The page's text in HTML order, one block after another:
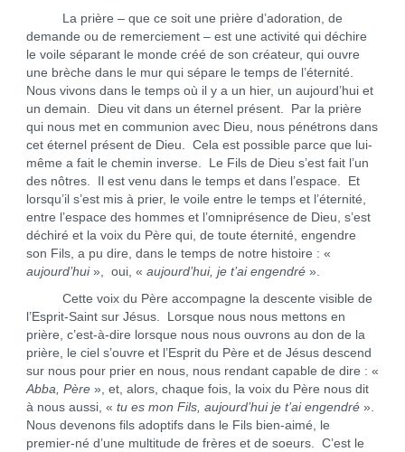
La prière – que ce soit une prière d’adoration, de
demande ou de remerciement – est une activité qui déchire
le voile séparant le monde créé de son créateur, qui ouvre
une brèche dans le mur qui sépare le temps de l’éternité.
Nous vivons dans le temps où il y a un hier, un aujourd’hui et
un demain. Dieu vit dans un éternel présent. Par la prière
qui nous met en communion avec Dieu, nous pénétrons dans
cet éternel présent de Dieu. Cela est possible parce que lui-
même a fait le chemin inverse. Le Fils de Dieu s’est fait l’un
des nôtres. Il est venu dans le temps et dans l’espace. Et
lorsqu’il s’est mis à prier, le voile entre le temps et l’éternité,
entre l’espace des hommes et l’omniprésence de Dieu, s’est
déchiré et la voix du Père qui, de toute éternité, engendre
son Fils, a pu dire, dans le temps de notre histoire : «
aujourd’hui», oui, « aujourd’hui, je t’ai engendré».
Cette voix du Père accompagne la descente visible de
l’Esprit-Saint sur Jésus. Lorsque nous nous mettons en
prière, c’est-à-dire lorsque nous nous ouvrons au don de la
prière, le ciel s’ouvre et l’Esprit du Père et de Jésus descend
sur nous pour prier en nous, nous rendant capable de dire : «
Abba, Père», et, alors, chaque fois, la voix du Père nous dit
à nous aussi, « tu es mon Fils, aujourd’hui je t’ai engendré».
Nous devenons fils adoptifs dans le Fils bien-aimé, le
premier-né d’une multitude de frères et de soeurs. C’est le